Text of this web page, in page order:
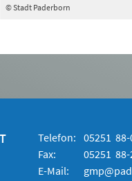
© Stadt Paderborn
Telefon: 05251 88-
Fax:
05251
E-Mail: